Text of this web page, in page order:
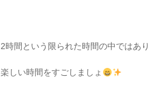
2時間という限られた時間の中ではあ
楽しい時間をすごしましょ